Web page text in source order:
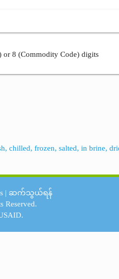
or 8 (Commodity Code) digits
chilled, frozen, salted, in brine,
| ဆက်သွယ်ရန်
Reserved.